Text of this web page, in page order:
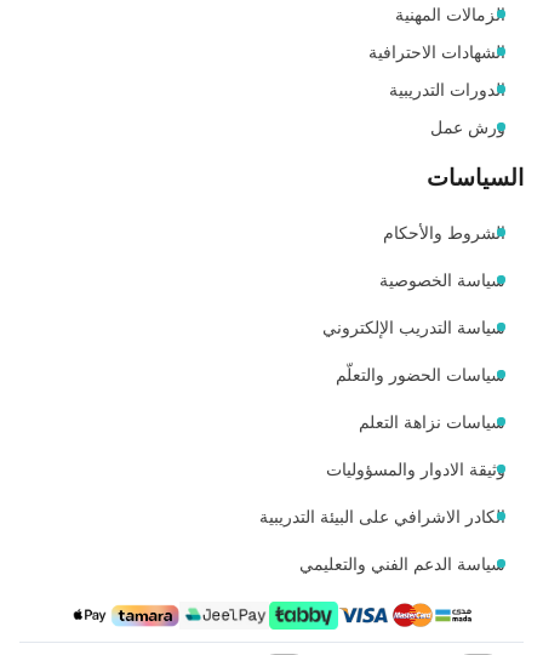
الزمالات المهنية
الشهادات الاحترافية
الدورات التدريبية
ورش عمل
السياسات
الشروط والأحكام
سياسة الخصوصية
سياسة التدريب الإلكتروني
سياسات الحضور والتعلّم
سياسات نزاهة التعلم
وثيقة الادوار والمسؤوليات
الكادر الاشرافي على البيئة التدريبية
سياسة الدعم الفني والتعليمي